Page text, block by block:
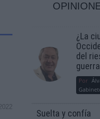
¿La
del
Por
Suelta y confía